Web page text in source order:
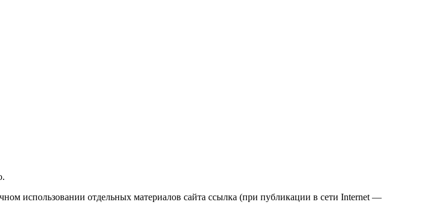
использовании отдельных материалов сайта ссылка (при публикации в сети Internet —